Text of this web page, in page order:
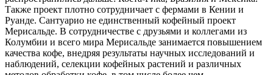
Также проект плотно сотрудничает с фермами в Кении и
Руанде. Сантуарио не единственный кофейный проект
Мерисальде. В сотрудничестве с друзьями и коллегами из
Колумбии и всего мира Мерисальде занимается повышением
качества кофе, внедряя результаты научных исследований и
наблюдений, селекции кофейных растений и различных